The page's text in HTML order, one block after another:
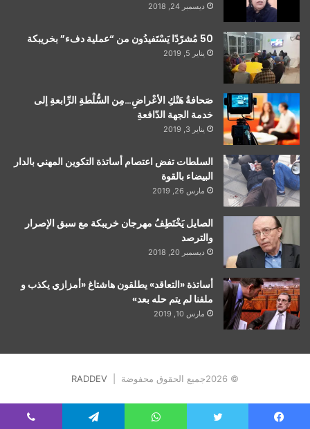
ديسمبر 24, 2018
50 مُشرّدًا يَسْتَفيدُون من “عملية دفء” بخريبكة
يناير 5, 2019
صَحافةُ هَتْكِ الأعْراضِ…مِن السُّلْطةِ الرِّابعةِ إلى
خدمة الجهة الدّافعةِ
يناير 3, 2019
السلطات تفض اعتصام أساتذة التكوين المهني بالدار
البيضاء بالقوة
مارس 26, 2019
الصايل يَخْتَطِفُ مهرجان خريبكة مع سبق الإصرار
والترصد
ديسمبر 20, 2018
أساتذة «التعاقد» يطلقون هاشتاغ «أمزازي يكذب و
ملفنا لم يتم حله بعد»
مارس 10, 2019
© 2026جميع الحقوق محفوضة | RADDEV